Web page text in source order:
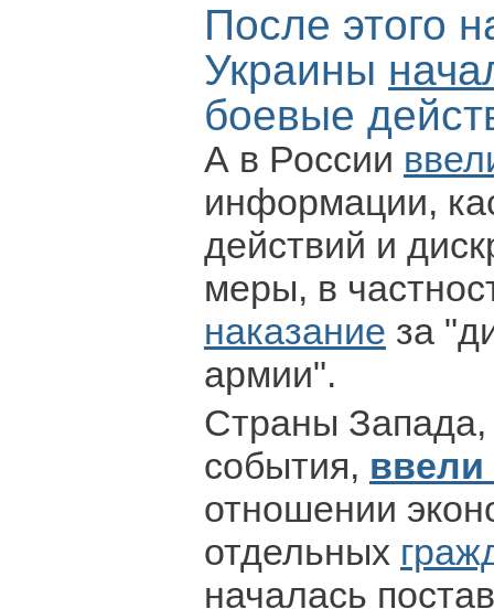
После этого
Украины
боевые
А в России
информации,
действий и
меры, в
наказание за
армии".
Страны Запада,
события, ввели
отношении
отдельных
началась